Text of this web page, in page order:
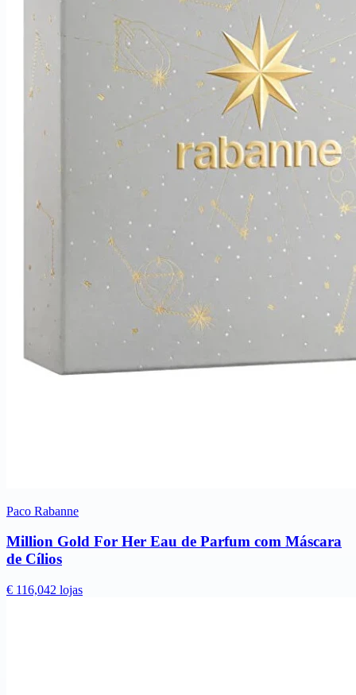
Paco Rabanne
Million Gold For Her Eau de Parfum com Máscara
de Cílios
€ 116,042 lojas